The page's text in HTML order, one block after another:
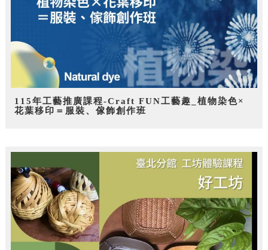
115年工藝推廣課程-Craft FUN工藝趣_植物染色×
花葉移印＝服裝、傢飾創作班